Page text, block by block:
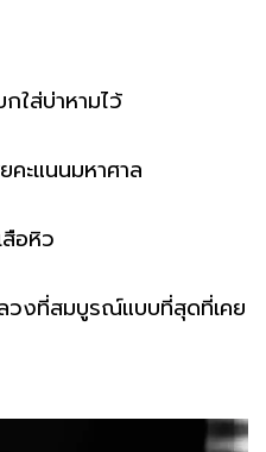
ใส่บ่าหามไว้
คะแนนมหาศาล
สือหิว
วงที่สมบูรณ์แบบที่สุดที่เคย